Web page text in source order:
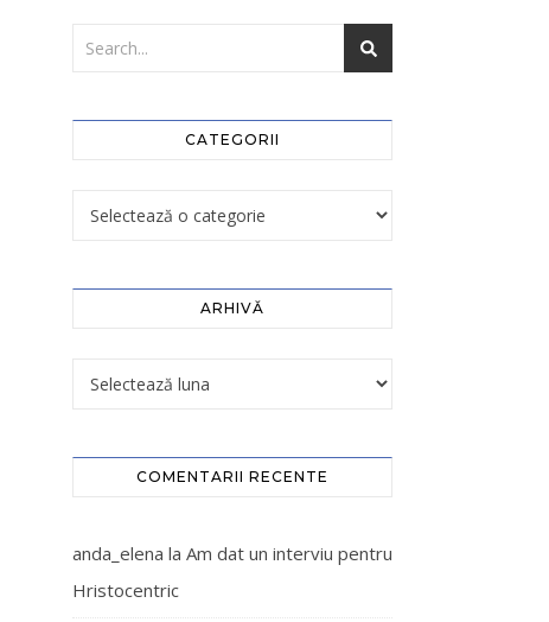
CATEGORII
ARHIVĂ
COMENTARII RECENTE
anda_elena la Am dat un interviu pentru
Hristocentric